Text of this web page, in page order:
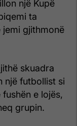
një Kupë
ta
jemi gjithmonë
skuadra
një futbollist si
e lojës,
grupin.